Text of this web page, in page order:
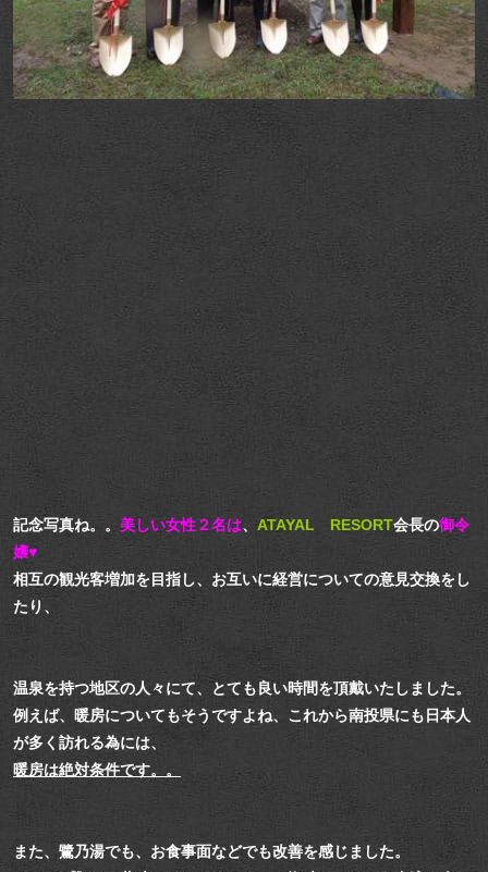
記念写真ね。。 美しい女性２名は、 ATAYAL RESORT会長の御令
嬢♥
相互の観光客増加を目指し、お互いに経営についての意見交換をし
たり、
温泉を持つ地区の人々にて、とても良い時間を頂戴いたしました。
例えば、暖房についてもそうですよね、これから南投県にも日本人
が多く訪れる為には、
暖房は絶対条件です。。
また、鷺乃湯でも、お食事面などでも改善を感じました。